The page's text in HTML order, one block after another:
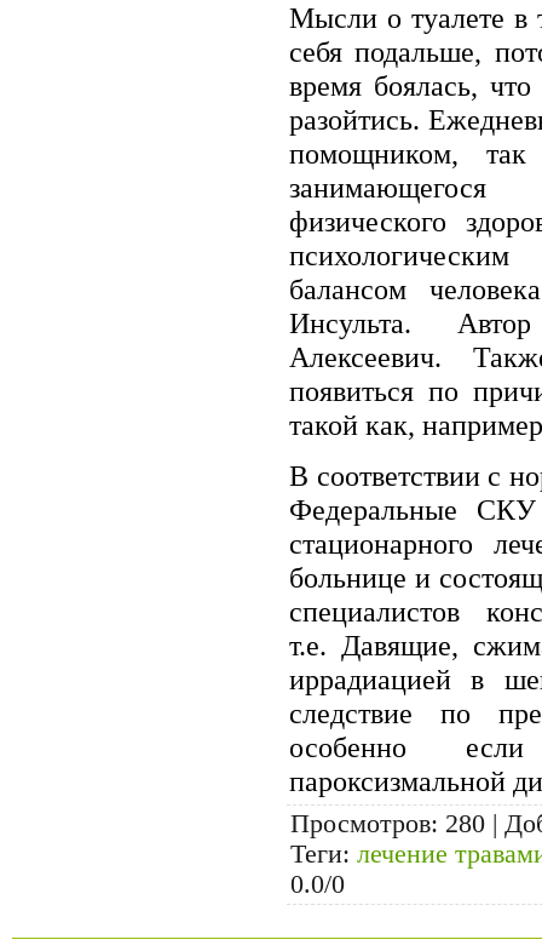
Мысли о туалете в
себя подальше,
время боялась,
разойтись.
помощником,
физического
балансом
Инсульта.
Алексеевич.
появиться по
такой как,
В соответствии с
Федеральные СКУ
стационарного
больнице и
специалистов
т.е. Давящие,
иррадиацией в
следствие по
особенно
пароксизмальной
Просмотров: 280 |
Теги: лечение
0.0/0